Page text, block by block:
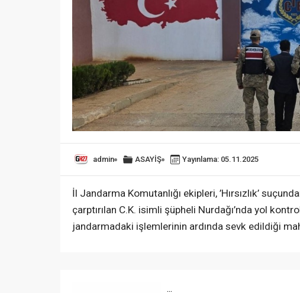
admin ASAYİŞ Yayınlama: 05.11.2025
İl Jandarma Komutanlığı ekipleri, ’Hırsızlık’
çarptırılan C.K. isimli şüpheli Nurdağı’nda yol
jandarmadaki işlemlerinin ardında sevk edildiği
...